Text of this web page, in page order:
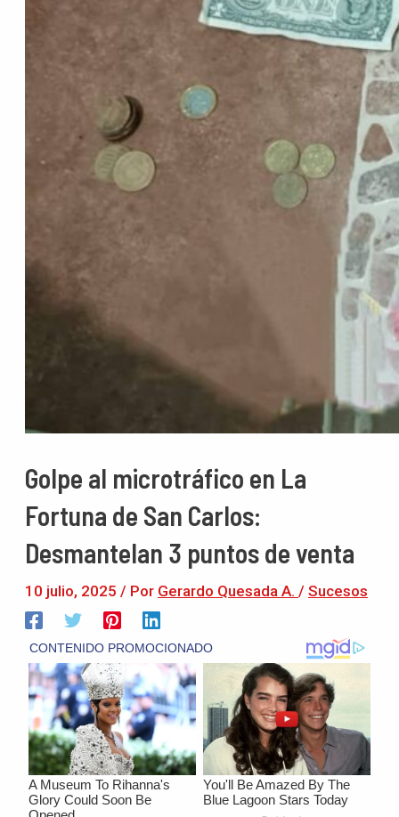
Golpe al microtráfico en La
Fortuna de San Carlos:
Desmantelan 3 puntos de venta
10 julio, 2025 / Por Gerardo Quesada A. / Sucesos